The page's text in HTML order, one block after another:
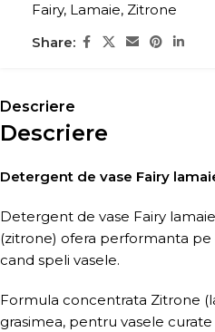
Fairy, Lamaie, Zitrone
Share:
Descriere
Descriere
Detergent de vase Fairy
Detergent de vase Fairy
(zitrone) ofera performanta
cand speli vasele.
Formula concentrata Zitrone
grasimea, pentru vasele